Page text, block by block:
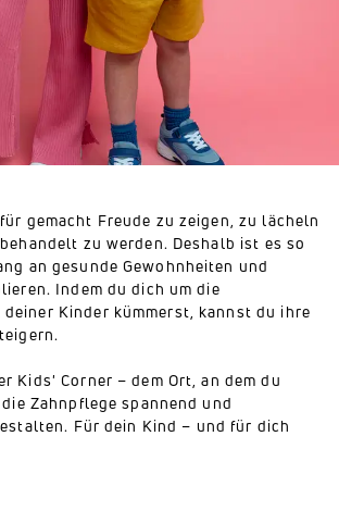
gemacht Freude zu zeigen, zu lächeln
zu werden. Deshalb ist es so
an gesunde Gewohnheiten und
Indem du dich um die
Kinder kümmerst, kannst du ihre
Kids' Corner – dem Ort, an dem du
Zahnpflege spannend und
Für dein Kind – und für dich